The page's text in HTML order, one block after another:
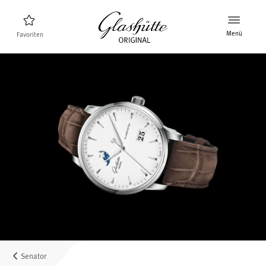
Favoriten Menü
Kollektion
Entdecken Sie die Kollektion
Die Marke Glashütte Original
Manufaktur, Geschichte und Partner
Verkaufspunkte
Senator